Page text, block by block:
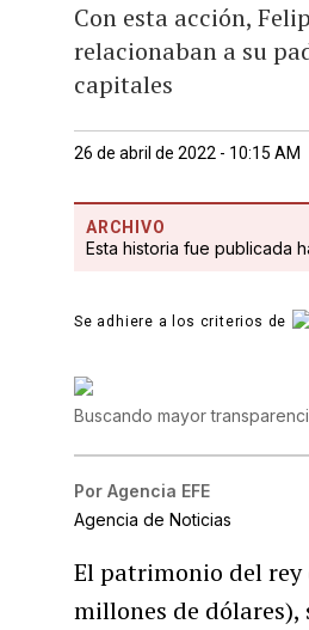
Con esta acción,
relacionaban a su
capitales
26 de abril de 2022 - 10:15 AM
ARCHIVO
Esta historia fue publicada
Se adhiere a los criterios de
Buscando mayor
Por Agencia EFE
Agencia de Noticias
El patrimonio del
millones de dólares),